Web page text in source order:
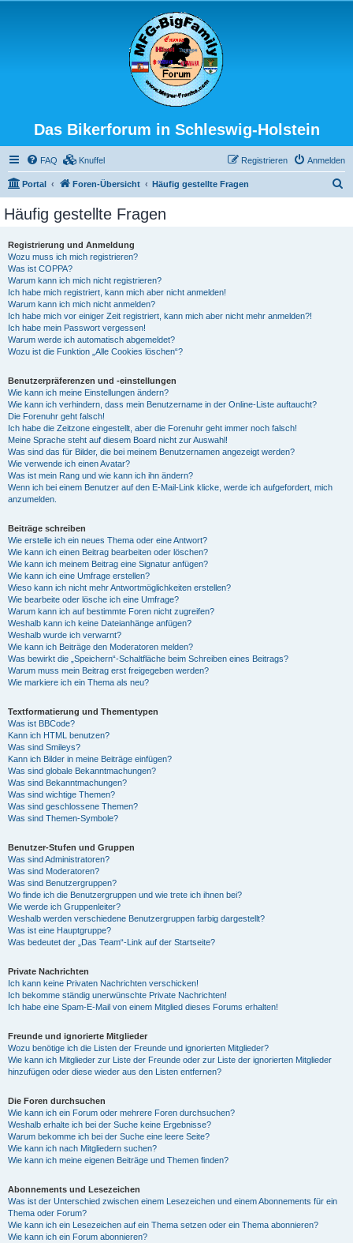
Das Bikerforum in Schleswig-Holstein
FAQ Knuffel Anmelden
Registrieren
Portal Foren-Übersicht Häufig gestellte Fragen
Häufig gestellte Fragen
Registrierung und Anmeldung
Wozu muss ich mich registrieren?
Was ist COPPA?
Warum kann ich mich nicht registrieren?
Ich habe mich registriert, kann mich aber nicht anmelden!
Warum kann ich mich nicht anmelden?
Ich habe mich vor einiger Zeit registriert, kann mich aber nicht mehr anmelden?!
Ich habe mein Passwort vergessen!
Warum werde ich automatisch abgemeldet?
Wozu ist die Funktion „Alle Cookies löschen“?
Benutzerpräferenzen und -einstellungen
Wie kann ich meine Einstellungen ändern?
Wie kann ich verhindern, dass mein Benutzername in der Online-Liste auftaucht?
Die Forenuhr geht falsch!
Ich habe die Zeitzone eingestellt, aber die Forenuhr geht immer noch falsch!
Meine Sprache steht auf diesem Board nicht zur Auswahl!
Was sind das für Bilder, die bei meinem Benutzernamen angezeigt werden?
Wie verwende ich einen Avatar?
Was ist mein Rang und wie kann ich ihn ändern?
Wenn ich bei einem Benutzer auf den E-Mail-Link klicke, werde ich aufgefordert, mich
anzumelden.
Beiträge schreiben
Wie erstelle ich ein neues Thema oder eine Antwort?
Wie kann ich einen Beitrag bearbeiten oder löschen?
Wie kann ich meinem Beitrag eine Signatur anfügen?
Wie kann ich eine Umfrage erstellen?
Wieso kann ich nicht mehr Antwortmöglichkeiten erstellen?
Wie bearbeite oder lösche ich eine Umfrage?
Warum kann ich auf bestimmte Foren nicht zugreifen?
Weshalb kann ich keine Dateianhänge anfügen?
Weshalb wurde ich verwarnt?
Wie kann ich Beiträge den Moderatoren melden?
Was bewirkt die „Speichern“-Schaltfläche beim Schreiben eines Beitrags?
Warum muss mein Beitrag erst freigegeben werden?
Wie markiere ich ein Thema als neu?
Textformatierung und Thementypen
Was ist BBCode?
Kann ich HTML benutzen?
Was sind Smileys?
Kann ich Bilder in meine Beiträge einfügen?
Was sind globale Bekanntmachungen?
Was sind Bekanntmachungen?
Was sind wichtige Themen?
Was sind geschlossene Themen?
Was sind Themen-Symbole?
Benutzer-Stufen und Gruppen
Was sind Administratoren?
Was sind Moderatoren?
Was sind Benutzergruppen?
Wo finde ich die Benutzergruppen und wie trete ich ihnen bei?
Wie werde ich Gruppenleiter?
Weshalb werden verschiedene Benutzergruppen farbig dargestellt?
Was ist eine Hauptgruppe?
Was bedeutet der „Das Team“-Link auf der Startseite?
Private Nachrichten
Ich kann keine Privaten Nachrichten verschicken!
Ich bekomme ständig unerwünschte Private Nachrichten!
Ich habe eine Spam-E-Mail von einem Mitglied dieses Forums erhalten!
Freunde und ignorierte Mitglieder
Wozu benötige ich die Listen der Freunde und ignorierten Mitglieder?
Wie kann ich Mitglieder zur Liste der Freunde oder zur Liste der ignorierten Mitglieder
hinzufügen oder diese wieder aus den Listen entfernen?
Die Foren durchsuchen
Wie kann ich ein Forum oder mehrere Foren durchsuchen?
Weshalb erhalte ich bei der Suche keine Ergebnisse?
Warum bekomme ich bei der Suche eine leere Seite?
Wie kann ich nach Mitgliedern suchen?
Wie kann ich meine eigenen Beiträge und Themen finden?
Abonnements und Lesezeichen
Was ist der Unterschied zwischen einem Lesezeichen und einem Abonnements für ein
Thema oder Forum?
Wie kann ich ein Lesezeichen auf ein Thema setzen oder ein Thema abonnieren?
Wie kann ich ein Forum abonnieren?